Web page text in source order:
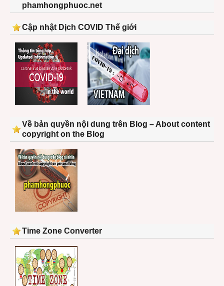
phamhongphuoc.net
Cập nhật Dịch COVID Thế giới
Về bản quyền nội dung trên Blog – About content
copyright on the Blog
Time Zone Converter